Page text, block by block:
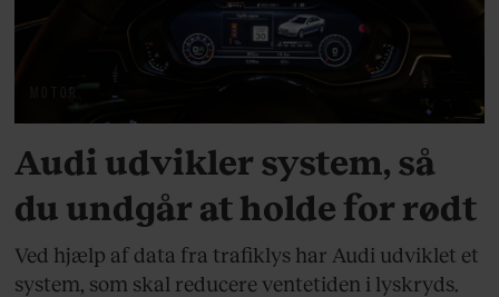
Audi udvikler system, så
du undgår at holde for rødt
Ved hjælp af data fra trafiklys har Audi udviklet et
system, som skal reducere ventetiden i lyskryds.